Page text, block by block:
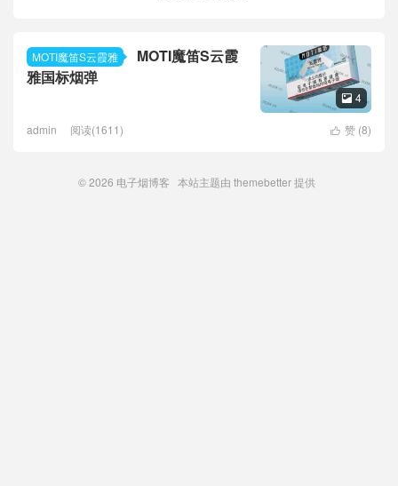
MOTI魔笛S云霞雅
MOTI魔笛S云霞
雅国标烟弹
 4
 赞 (8)
admin 阅读(1611)
© 2026 电子烟博客 本站主题由 themebetter提供